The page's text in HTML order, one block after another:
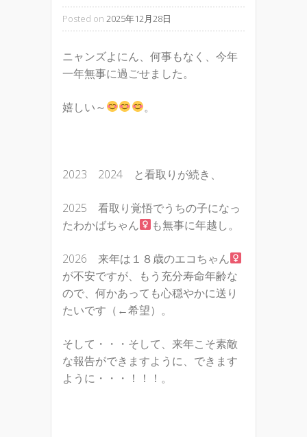
Posted on 2025年12月28日
ニャンズよにん、何事もなく、今年
一年無事に過ごせました。
嬉しい～ 。
2023 2024 と看取りが続き、
2025 看取り覚悟でうちの子になっ
たわかばちゃん
も無事に年越し。
2026 来年は１８歳のエコちゃん
が不安ですが、もう充分寿命年齢な
ので、何かあっても心穏やかに送り
たいです（←希望）。
そして・・・そして、来年こそ素敵
な報告ができますように、できます
ように・・・！！！。